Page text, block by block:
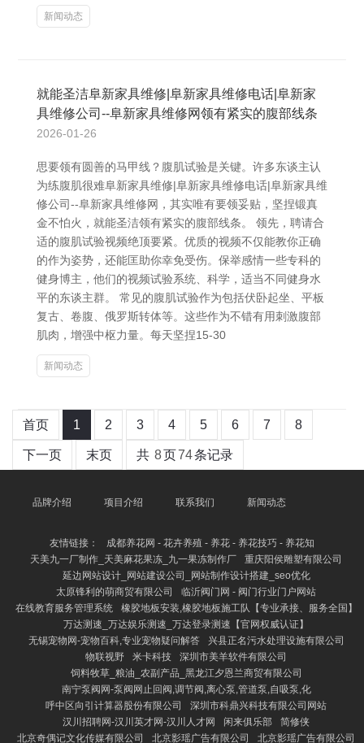
新闻动态
就能圣洁阜新家具维修|阜新家具维修电话|阜新家
具维修公司--阜新家具维修网领有紧实的腹部线条
2026-01-26
思要领有圆善的马甲线？腹肌试验是关键。许多东谈主认
为练腹肌很难阜新家具维修|阜新家具维修电话|阜新家具维
修公司--阜新家具维修网，其实唯有要领妥贴，坚捏锻真
金不怕火，就能圣洁领有紧实的腹部线条。 领先，聘请合
适的腹肌试验视频绝顶要紧。优质的视频不仅能教你正确
的作为姿势，还能匡助你幸免受伤。保举感情一些专科的
健身博主，他们的视频试验系统、科学，适当不同健身水
平的东谈主群。 常见的腹肌试验作为包括伏卧起坐、平板
复古、卷腹、俄罗斯转体等。这些作为不错有用刺激腹部
肌肉，增强中枢力量。每天坚捏15-30
新闻动态
首页 1 2 3 4 5 6 7 8
下一页 末页 共 8页74条记录
品牌介绍 项目介绍 联系我们 新闻动态
友情链接：
成都养花网 - 花卉养殖 - 养花 - 养花技巧 - 养花知
天美九一厂制作_天美麻花果冻_九一果冻制作厂
重庆阳侯雕塑有限公司
延边网站设计_网站建设公司_网站制作设计搭建_seo优化
太原锋利的萌商贸有限公司
临沂阀门网 - 阀门行业门户网站
在线教育服务管理系统
橡胶地板安装,橡胶地板施工队【专业承接、服务全国】
万达测速_万达娱乐测速_万达登录测速【官网权威认证】
无锡宠物网-宠物百科,专业宠物疑问解答
兴县正名污水处理设施有限公司
物联视野
米卡科技
深圳市美羊软件有限公司
饲料牧草_粮油_农副产品_黑龙江夕恩兰商贸有限公司
南宁泵阀网-泵阀网止回阀,调节阀,离心泵,管道泵,自吸泵,化
呼中区向引计算器股份有限公司
深圳市科鼎兴科技有限公司网站
汉川招聘网-汉川英才网-汉川人才网
闲来俱乐部
简修侠
北京奇偶记文化传媒有限公司
北京影瑶广告有限公司 北京影瑶广告有限公司